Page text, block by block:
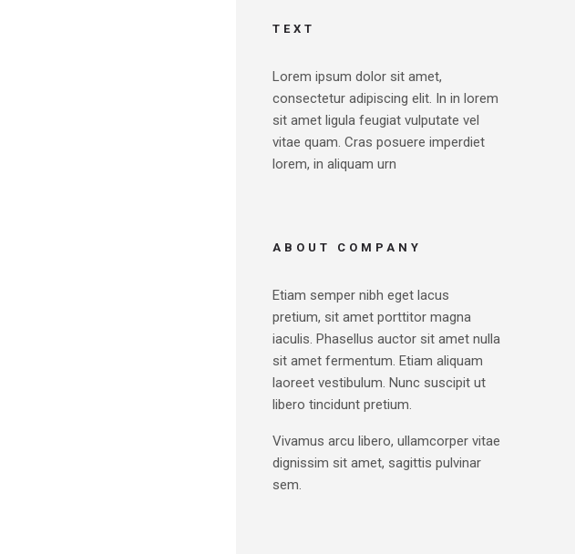
TEXT
Lorem ipsum dolor sit amet,
consectetur adipiscing elit. In in lorem
sit amet ligula feugiat vulputate vel
vitae quam. Cras posuere imperdiet
lorem, in aliquam urn
ABOUT COMPANY
Etiam semper nibh eget lacus
pretium, sit amet porttitor magna
iaculis. Phasellus auctor sit amet nulla
sit amet fermentum. Etiam aliquam
laoreet vestibulum. Nunc suscipit ut
libero tincidunt pretium.
Vivamus arcu libero, ullamcorper vitae
dignissim sit amet, sagittis pulvinar
sem.